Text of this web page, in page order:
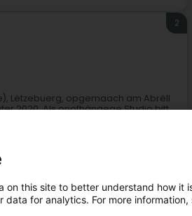
2
Lëtzebuerg, opgemaach am Abrëll
2020. Als onofhängege Studio bitt
on this site to better understand how it
for analytics. For more